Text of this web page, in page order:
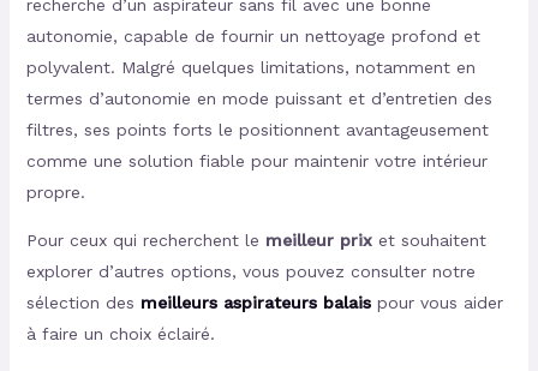
recherche d’un aspirateur sans fil avec une bonne
autonomie, capable de fournir un nettoyage profond et
polyvalent. Malgré quelques limitations, notamment en
termes d’autonomie en mode puissant et d’entretien des
filtres, ses points forts le positionnent avantageusement
comme une solution fiable pour maintenir votre intérieur
propre.
Pour ceux qui recherchent le meilleur prixet souhaitent
explorer d’autres options, vous pouvez consulter notre
sélection des meilleurs aspirateurs balaispour vous aider
à faire un choix éclairé.